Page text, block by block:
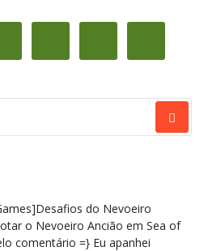
do Nevoeiro
o Nevoeiro Ancião em Sea of
comentário =} Eu apanhei